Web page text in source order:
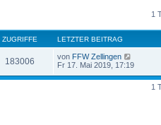
1
ZUGRIFFE LETZTER BEITRAG
183006 von FFW Zellingen
Fr 17. Mai 2019, 17:19
1